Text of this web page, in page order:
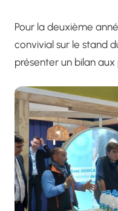
Pour la deuxième
convivial sur le stand
présenter un bilan